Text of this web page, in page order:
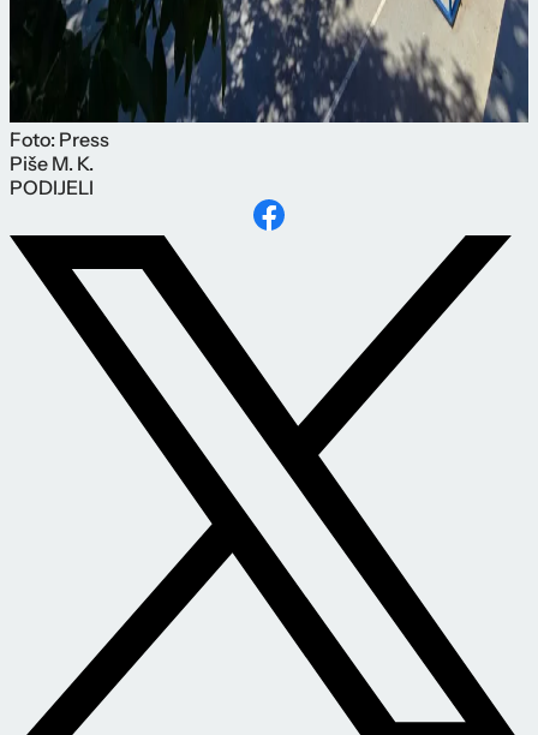
Foto: Press
Piše M. K.
PODIJELI